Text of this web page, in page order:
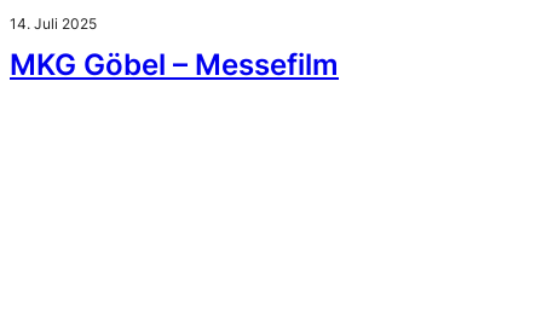
14. Juli 2025
MKG Göbel – Messefilm